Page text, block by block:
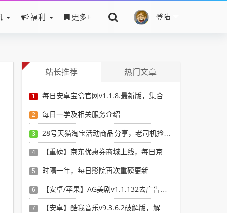
登陆
福利 更多+
站长推荐 热门文章
1 每日安卓宝盒官网v1.1.8.最新版，集合安卓破解软件于一体，新增全网搜索引擎
2 每日一学及相关服务介绍
3 28号天猫淘宝活动商品分享，老司机捡漏必备
4 【重磅】京东优惠券商城上线，每日京东券，搜京东有优惠的商品
5 时隔一年，每日影院再次重磅更新
6 【安卓/苹果】AG美剧v1.1.132去广告版，看最新最全美剧选这个就行了！
7 【安卓】酷我音乐v9.3.6.2破解版，解锁vip，无损音乐想下就下！